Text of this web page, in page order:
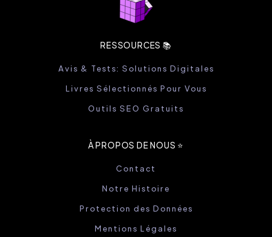
RESSOURCES 📚
Avis & Tests: Solutions Digitales
Livres Sélectionnés Pour Vous
Outils SEO Gratuits
À PROPOS DE NOUS ⭐️
Contact
Notre Histoire
Protection des Données
Mentions Légales